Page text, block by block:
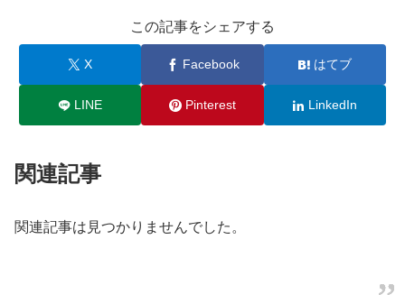
この記事をシェアする
X Facebook はてブ
LINE Pinterest LinkedIn
関連記事
関連記事は見つかりませんでした。